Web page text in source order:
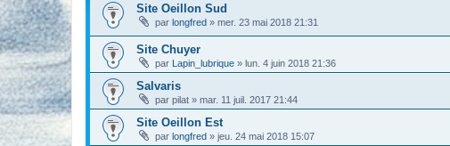
Site Oeillon Sud
par longfred » mer. 23 mai 2018 21:31
Site Chuyer
par Lapin_lubrique » lun. 4 juin 2018 21:36
Salvaris
par pilat » mar. 11 juil. 2017 21:44
Site Oeillon Est
par longfred » jeu. 24 mai 2018 15:07